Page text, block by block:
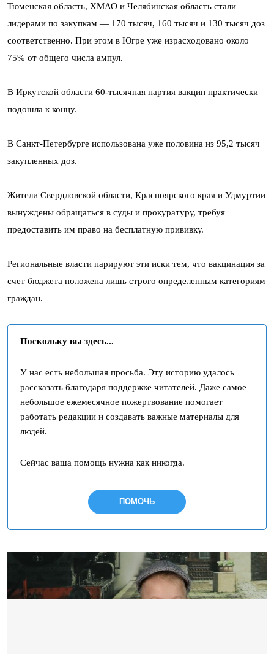
Тюменская область, ХМАО и Челябинская область стали
лидерами по закупкам — 170 тысяч, 160 тысяч и 130 тысяч доз
соответственно. При этом в Югре уже израсходовано около
75% от общего числа ампул.
В Иркутской области 60-тысячная партия вакцин практически
подошла к концу.
В Санкт-Петербурге использована уже половина из 95,2 тысяч
закупленных доз.
Жители Свердловской области, Красноярского края и Удмуртии
вынуждены обращаться в суды и прокуратуру, требуя
предоставить им право на бесплатную прививку.
Региональные власти парируют эти иски тем, что вакцинация за
счет бюджета положена лишь строго определенным категориям
граждан.
Поскольку вы здесь...
У нас есть небольшая просьба. Эту историю удалось
рассказать благодаря поддержке читателей. Даже самое
небольшое ежемесячное пожертвование помогает
работать редакции и создавать важные материалы для
людей.
Сейчас ваша помощь нужна как никогда.
ПОМОЧЬ